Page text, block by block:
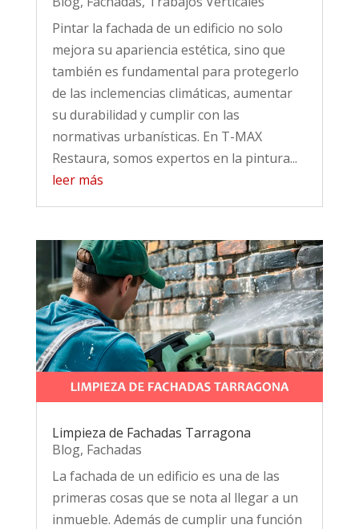
Pintar la fachada de un edificio no solo
mejora su apariencia estética, sino que
también es fundamental para protegerlo
de las inclemencias climáticas, aumentar
su durabilidad y cumplir con las
normativas urbanísticas. En T-MAX
Restaura, somos expertos en la pintura...
leer más
Limpieza de Fachadas Tarragona
Blog, Fachadas
La fachada de un edificio es una de las
primeras cosas que se nota al llegar a un
inmueble. Además de cumplir una función